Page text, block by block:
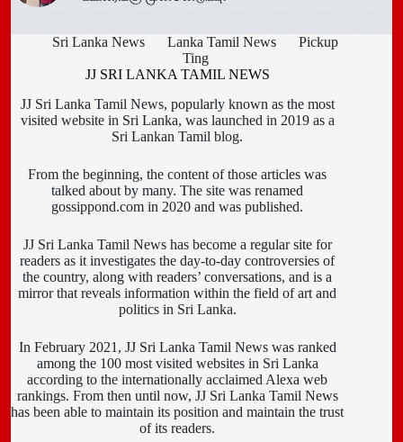
Sri Lanka News Lanka Tamil News
Pickup
Ting
JJ SRI LANKA TAMIL NEWS
JJ Sri Lanka Tamil News, popularly known as the most
visited website in Sri Lanka, was launched in 2019 as a
Sri Lankan Tamil blog.
From the beginning, the content of those articles was
talked about by many. The site was renamed
gossippond.com in 2020 and was published.
JJ Sri Lanka Tamil News has become a regular site for
readers as it investigates the day-to-day controversies of
the country, along with readers’ conversations, and is a
mirror that reveals information within the field of art and
politics in Sri Lanka.
In February 2021, JJ Sri Lanka Tamil News was ranked
among the 100 most visited websites in Sri Lanka
according to the internationally acclaimed Alexa web
rankings. From then until now, JJ Sri Lanka Tamil News
has been able to maintain its position and maintain the trust
of its readers.